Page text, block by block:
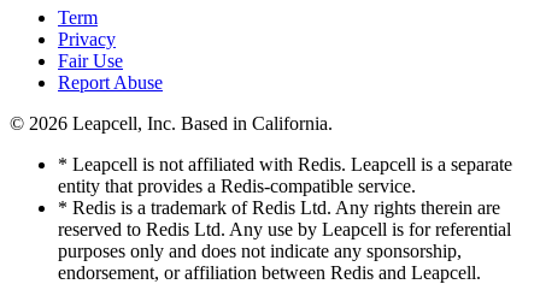
Term
Privacy
Fair Use
Report Abuse
© 2026 Leapcell, Inc. Based in California.
* Leapcell is not affiliated with Redis. Leapcell is a separate
entity that provides a Redis-compatible service.
* Redis is a trademark of Redis Ltd. Any rights therein are
reserved to Redis Ltd. Any use by Leapcell is for referential
purposes only and does not indicate any sponsorship,
endorsement, or affiliation between Redis and Leapcell.